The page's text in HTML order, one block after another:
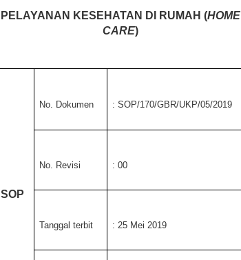
PELAYANAN KESEHATAN DI RUMAH (HOME
CARE)
SOP
No. Dokumen : SOP/170/GBR/UKP/05/2019
No. Revisi : 00
Tanggal terbit : 25 Mei 2019